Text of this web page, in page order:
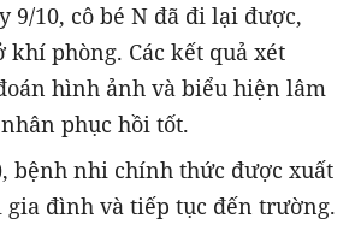
9/10, cô bé N đã đi lại được,
khí phòng. Các kết quả xét
hình ảnh và biểu hiện lâm
phục hồi tốt.
bệnh nhi chính thức được xuất
đình và tiếp tục đến trường.